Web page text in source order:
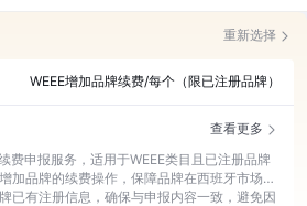
重新选择
WEEE增加品牌续费/每个（限已注册品牌）
查看更多
费申报服务，适用于WEEE类目且已注册品牌
加品牌的续费操作，保障品牌在西班牙市场合
已有注册信息，确保与申报内容一致，避免因